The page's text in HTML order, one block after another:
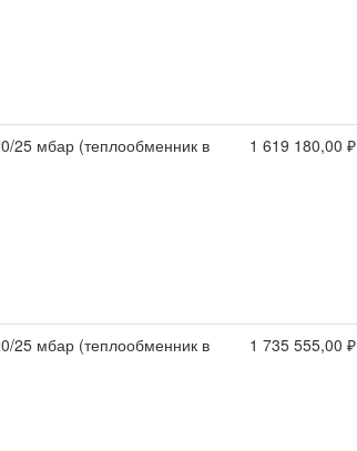
25 мбар (теплообменник в
1 619 180,00 ₽
25 мбар (теплообменник в
1 735 555,00 ₽